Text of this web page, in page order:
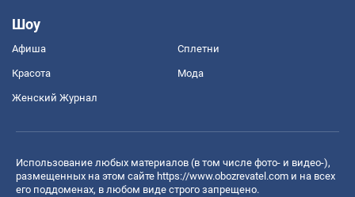
Шоу
Афиша Сплетни
Красота Мода
Женский Журнал
Использование любых материалов (в том числе фото- и видео-),
размещенных на этом сайте https://www.obozrevatel.com и на всех
его поддоменах, в любом виде строго запрещено.